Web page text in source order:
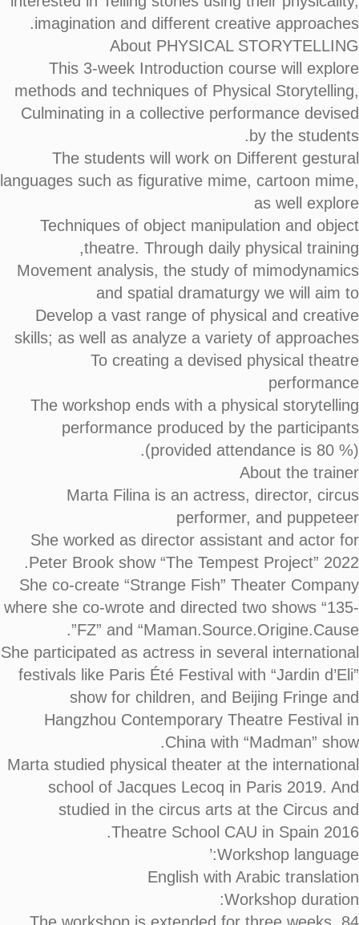
imagination and different creative approaches.
About PHYSICAL STORYTELLING
This 3-week Introduction course will explore
methods and techniques of Physical Storytelling,
Culminating in a collective performance devised
by the students.
The students will work on Different gestural
languages such as figurative mime, cartoon mime,
as well explore
Techniques of object manipulation and object
theatre. Through daily physical training,
Movement analysis, the study of mimodynamics
and spatial dramaturgy we will aim to
Develop a vast range of physical and creative
skills; as well as analyze a variety of approaches
To creating a devised physical theatre
performance
The workshop ends with a physical storytelling
performance produced by the participants
(provided attendance is 80 %).
About the trainer
Marta Filina is an actress, director, circus
performer, and puppeteer
She worked as director assistant and actor for
Peter Brook show “The Tempest Project” 2022.
She co-create “Strange Fish” Theater Company
where she co-wrote and directed two shows “135-
FZ” and “Maman.Source.Origine.Cause”.
She participated as actress in several international
festivals like Paris Été Festival with “Jardin d’Eli”
show for children, and Beijing Fringe and
Hangzhou Contemporary Theatre Festival in
China with “Madman” show.
Marta studied physical theater at the international
school of Jacques Lecoq in Paris 2019. And
studied in the circus arts at the Circus and
Theatre School CAU in Spain 2016.
Workshop language:’
English with Arabic translation
Workshop duration: